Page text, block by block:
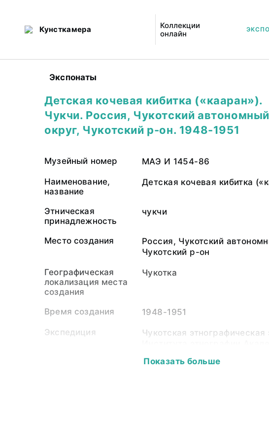
Кунсткамера
Коллекции
онлайн
Экспонаты
Детская кочевая кибитка («кааран»).
Чукчи. Россия, Чукотский автономный
округ, Чукотский р-он. 1948-1951
Музейный номер МАЭ И 1454-86
Наименование,
название
Детская кочевая кибитка
Этническая
принадлежность
чукчи
Место создания
Россия, Чукотский
Чукотский р-он
Географическая
локализация места
создания
Чукотка
Время создания 1948-1951
Экспедиция
Чукотская этнографическая
Показать больше